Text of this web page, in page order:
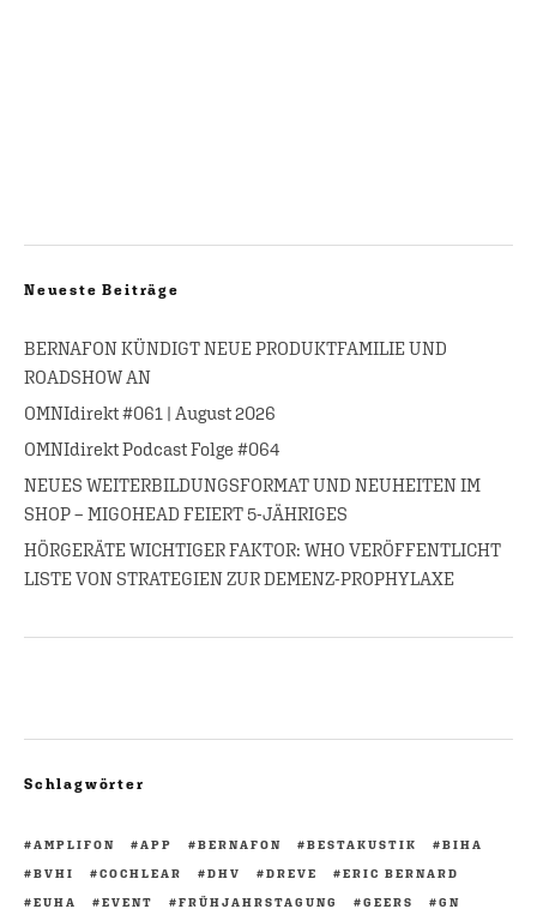
Neueste Beiträge
BERNAFON KÜNDIGT NEUE PRODUKTFAMILIE UND
ROADSHOW AN
OMNIdirekt #061 | August 2026
OMNIdirekt Podcast Folge #064
NEUES WEITERBILDUNGSFORMAT UND NEUHEITEN IM
SHOP – MIGOHEAD FEIERT 5-JÄHRIGES
HÖRGERÄTE WICHTIGER FAKTOR: WHO VERÖFFENTLICHT
LISTE VON STRATEGIEN ZUR DEMENZ-PROPHYLAXE
Schlagwörter
AMPLIFON APP BERNAFON BESTAKUSTIK
BIHA
BVHI
COCHLEAR DHV DREVE
ERIC BERNARD
EUHA
EVENT FRÜHJAHRSTAGUNG GEERS
GN